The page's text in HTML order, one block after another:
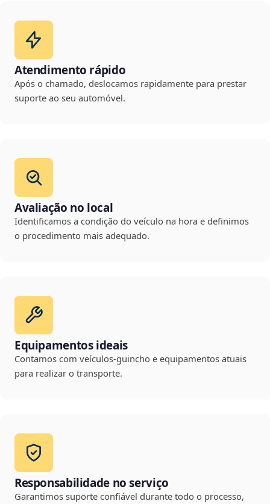
Atendimento rápido
Após o chamado, deslocamos rapidamente para prestar
suporte ao seu automóvel.
Avaliação no local
Identificamos a condição do veículo na hora e definimos
o procedimento mais adequado.
Equipamentos ideais
Contamos com veículos-guincho e equipamentos atuais
para realizar o transporte.
Responsabilidade no serviço
Garantimos suporte confiável durante todo o processo,